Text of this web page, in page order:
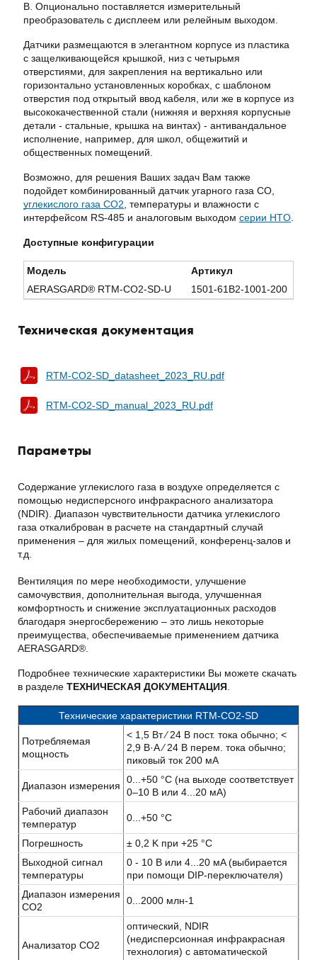
В. Опционально поставляется измерительный
преобразователь с дисплеем или релейным выходом.
Датчики размещаются в элегантном корпусе из пластика
с защелкивающейся крышкой, низ с четырьмя
отверстиями, для закрепления на вертикально или
горизонтально установленных коробках, с шаблоном
отверстия под открытый ввод кабеля, или же в корпусе из
высококачественной стали (нижняя и верхняя корпусные
детали - стальные, крышка на винтах) - антивандальное
исполнение, например, для школ, общежитий и
общественных помещений.
Возможно, для решения Ваших задач Вам также
подойдет комбинированный датчик угарного газа СО,
углекислого газа СО2, температуры и влажности с
интерфейсом RS-485 и аналоговым выходом серии HTO.
Доступные конфигурации
Модель
Артикул
AERASGARD® RTM-CO2-SD-U
1501-61B2-1001-200
Техническая документация
RTM-CO2-SD_datasheet_2023_RU.pdf
RTM-CO2-SD_manual_2023_RU.pdf
Параметры
Содержание углекислого газа в воздухе определяется с
помощью недисперсного инфракрасного анализатора
(NDIR). Диапазон чувствительности датчика углекислого
газа откалиброван в расчете на стандартный случай
применения – для жилых помещений, конференц-залов и
т.д.
Вентиляция по мере необходимости, улучшение
самочувствия, дополнительная выгода, улучшенная
комфортность и снижение эксплуатационных расходов
благодаря энергосбережению – это лишь некоторые
преимущества, обеспечиваемые применением датчика
AERASGARD®.
Подробнее технические характеристики Вы можете скачать
в разделе ТЕХНИЧЕСКАЯ ДОКУМЕНТАЦИЯ.
Технические характеристики RTM-CO2-SD
Потребляемая
мощность
< 1,5 Вт ⁄ 24 В пост. тока обычно; <
2,9 В·А ⁄ 24 В перем. тока обычно;
пиковый ток 200 мА
Диапазон измерения
0...+50 °C (на выходе соответствует
0–10 В или 4...20 мA)
Рабочий диапазон
температур
0...+50 °C
Погрешность
± 0,2 K при +25 °C
Выходной сигнал
температуры
0 - 10 В или 4...20 мA (выбирается
при помощи DIP-переключателя)
Диапазон измерения
CO2
0...2000 млн-1
Анализатор CO2
оптический, NDIR
(недисперсионная инфракрасная
технология) с автоматической